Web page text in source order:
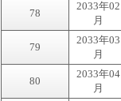
78
2033年02
月
79
2033年03
月
80
2033年04
月